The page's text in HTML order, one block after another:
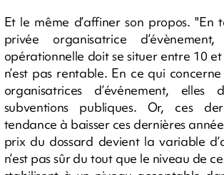
Et le même d’affiner son propos. "En
privée organisatrice
opérationnelle doit se situer entre 10
n’est pas rentable. En ce qui
organisatrices d’événement, elles
subventions publiques. Or, ces
tendance à baisser ces dernières
prix du dossard devient la variable
n’est pas sûr du tout que le niveau de